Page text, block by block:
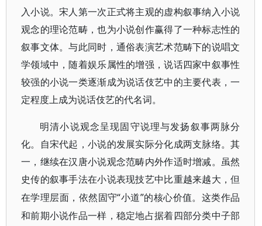
入小说。宋人第一次正式将主观的虚构叙事纳入小说
观念的理论范畴，也为小说创作赢得了一种标志性的
叙事文体。与此同时，通俗表演艺术范畴下的说唱文
学领域中，随着娱乐属性的增强，说话四家中叙事性
较强的小说一类逐渐成为说话伎艺中的主要代表，一
定程度上成为说话伎艺的代名词。
明清小说观念呈现固守说理与发扬叙事两脉分
化。自宋代起，小说的发展实际分化成两支脉络。其
一，继续在汉唐小说观念范畴内外作适时增减。虽然
史传的叙事手法在小说表现技艺中比重越来越大，但
在学理层面，依然固守“小道”的核心价值。这类作品
和前期小说作品一样，稳定地占据着四部分类中子部